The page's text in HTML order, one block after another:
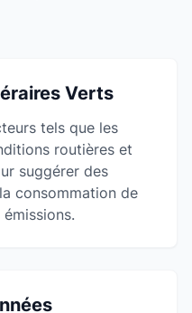
Verts
tels que les
routières et
suggérer des
consommation de